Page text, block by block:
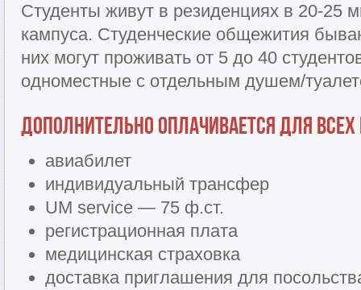
Студенты живут в резиденциях в 20-25
кампуса. Студенческие общежития
них могут проживать от 5 до 40
одноместные с отдельным душем/
Дополнительно оплачивается для
авиабилет
индивидуальный трансфер
UM service — 75 ф.ст.
регистрационная плата
медицинская страховка
доставка приглашения для